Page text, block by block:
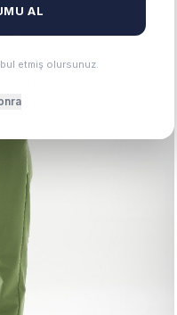
AL
etmiş olursunuz.